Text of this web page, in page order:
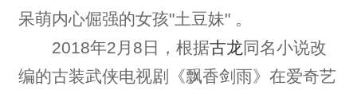
呆萌内心倔强的女孩"土豆妹" 。
2018年2月8日，根据古龙同名小说改
编的古装武侠电视剧《飘香剑雨》在爱奇艺